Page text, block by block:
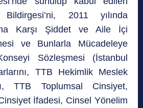
2011 yılında
Karşı Şiddet ve Aile İçi
ve Bunlarla Mücadeleye
Sözleşmesi (İstanbul
TTB Hekimlik Meslek
TTB Toplumsal Cinsiyet,
İfadesi, Cinsel Yönelim